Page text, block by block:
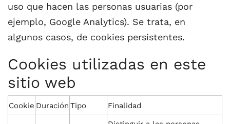
uso que hacen las personas usuarias (por
ejemplo, Google Analytics). Se trata, en
algunos casos, de cookies persistentes.
Cookies utilizadas en este
sitio web
Cookie Duración Tipo Finalidad